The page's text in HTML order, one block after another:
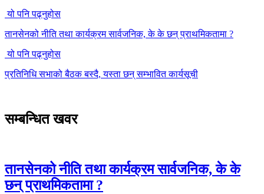
यो पनि पढ्नुहोस
तानसेनको नीति तथा कार्यक्रम सार्वजनिक, के के छन् प्राथमिकतामा ?
यो पनि पढ्नुहोस
प्रतिनिधि सभाको बैठक बस्दै, यस्ता छन् सम्भावित कार्यसूची
सम्बन्धित खवर
तानसेनको नीति तथा कार्यक्रम सार्वजनिक, के के
छन् प्राथमिकतामा ?